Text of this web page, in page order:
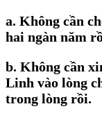
a. Không cần
hai ngàn năm
b. Không cần
Linh vào lòng
trong lòng rồi.